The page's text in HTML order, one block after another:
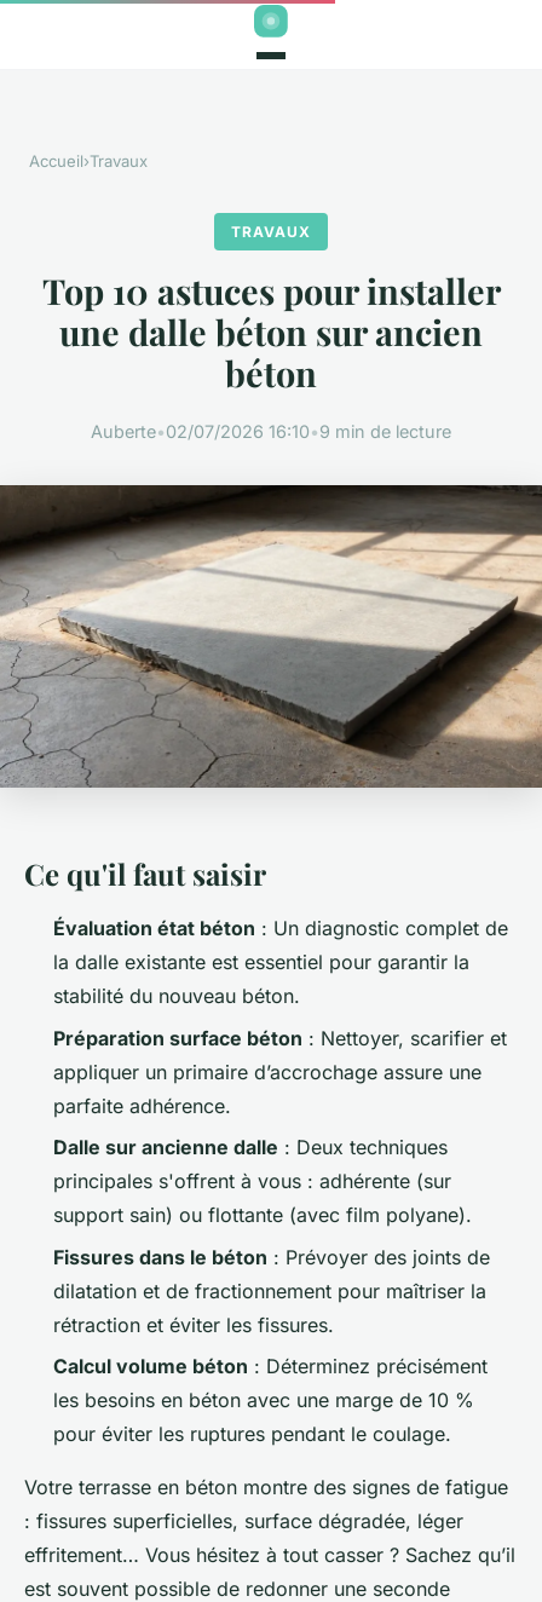
Accueil›Travaux
TRAVAUX
Top 10 astuces pour installer
une dalle béton sur ancien
béton
Auberte•02/07/2026 16:10•9 min de lecture
Ce qu'il faut saisir
Évaluation état béton : Un diagnostic complet de
la dalle existante est essentiel pour garantir la
stabilité du nouveau béton.
Préparation surface béton : Nettoyer, scarifier et
appliquer un primaire d’accrochage assure une
parfaite adhérence.
Dalle sur ancienne dalle : Deux techniques
principales s'offrent à vous : adhérente (sur
support sain) ou flottante (avec film polyane).
Fissures dans le béton : Prévoyer des joints de
dilatation et de fractionnement pour maîtriser la
rétraction et éviter les fissures.
Calcul volume béton : Déterminez précisément
les besoins en béton avec une marge de 10 %
pour éviter les ruptures pendant le coulage.
Votre terrasse en béton montre des signes de fatigue
: fissures superficielles, surface dégradée, léger
effritement… Vous hésitez à tout casser ? Sachez qu’il
est souvent possible de redonner une seconde